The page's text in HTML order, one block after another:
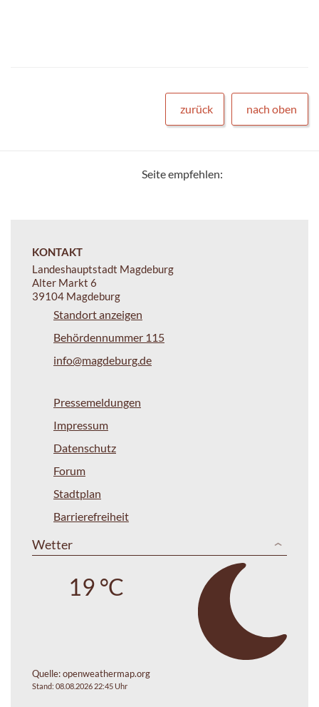
zurück nach oben
Seite empfehlen:
KONTAKT
Landeshauptstadt Magdeburg
Alter Markt 6
39104 Magdeburg
Standort anzeigen
Behördennummer 115
info@magdeburg.de
Pressemeldungen
Impressum
Datenschutz
Forum
Stadtplan
Barrierefreiheit
Wetter
19 °C
Quelle:openweathermap.org
Stand: 08.08.2026 22:45 Uhr